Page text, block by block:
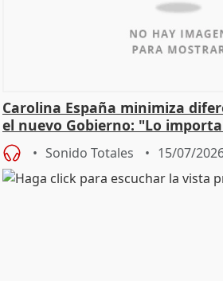
Carolina España minimiza
el nuevo Gobierno: "Lo
una leg
Sonido Totales 15/07/